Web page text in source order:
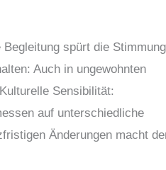
spürt die Stimmung
Auch in ungewohnten
Sensibilität:
auf unterschiedliche
Änderungen macht